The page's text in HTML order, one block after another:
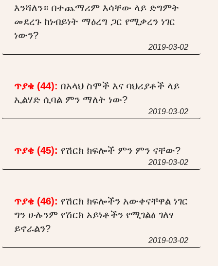
እንሻለን። በተጨማሪም እሳቸው ላይ ድግምት
መደረጉ ከነብይነት ማዕረግ ጋር የሚቃረን ነገር
ነውን?
2019-03-02
ጥያቄ (44): በአላህ ስሞች እና ባህሪያቶች ላይ
ኢልሃድ ሲባል ምን ማለት ነው?
2019-03-02
ጥያቄ (45): የሽርክ ክፍሎች ምን ምን ናቸው?
2019-03-02
ጥያቄ (46): የሽርክ ክፍሎችን አውቀናቸዋል ነገር
ግን ሁሉንም የሽርክ አይነቶችን የሚገልፅ ገለፃ
ይኖራልን?
2019-03-02